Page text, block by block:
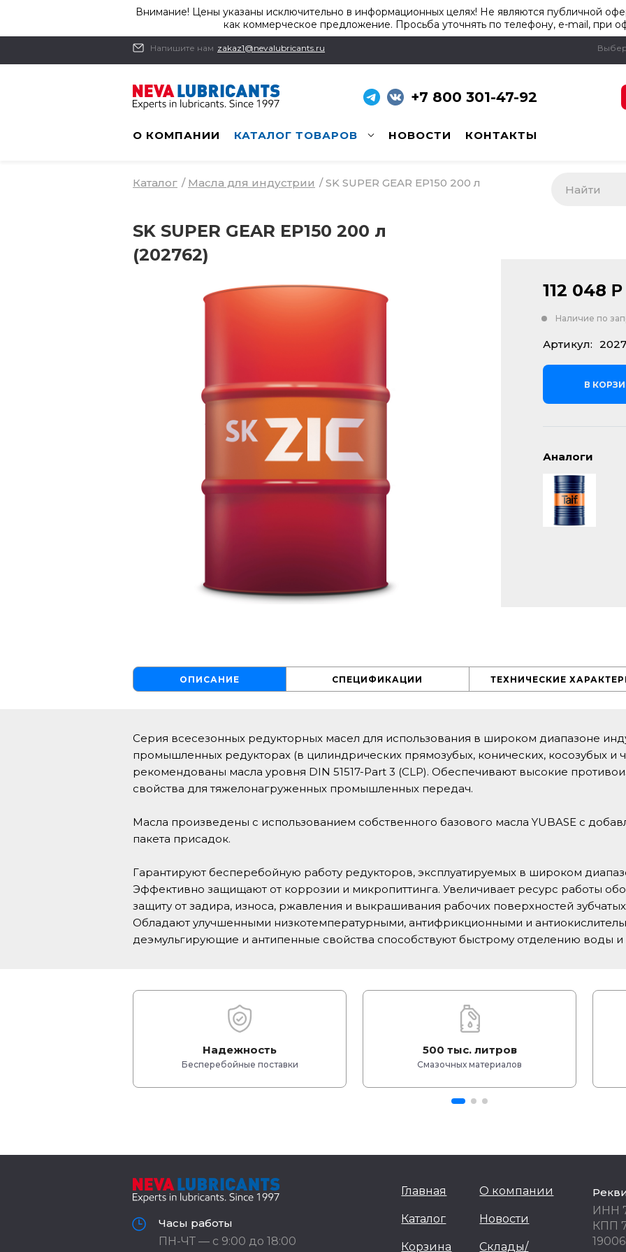
Внимание! Цены указаны исключительно в информационных целях! Не являются публичной
как коммерческое предложение. Просьба уточнять по телефону, e-mail, при
Напишите нам zakaz1@nevalubricants.ru
+7 800 301-47-92
О КОМПАНИИ КАТАЛОГ ТОВАРОВ НОВОСТИ КОНТАКТЫ
Каталог / Масла для индустрии / SK SUPER GEAR EP150 200 л
SK SUPER GEAR EP150 200 л
(202762)
112 048 Р
Наличие по
Артикул:
В
Аналоги
ОПИСАНИЕ СПЕЦИФИКАЦИИ ТЕХНИЧЕСКИЕ
Серия всесезонных редукторных масел для использования в широком диапазоне
промышленных редукторах (в цилиндрических прямозубых, конических, косозубых и
рекомендованы масла уровня DIN 51517-Part 3 (CLP). Обеспечивают высокие
свойства для тяжелонагруженных промышленных передач.
Масла произведены с использованием собственного базового масла YUBASE с
пакета присадок.
Гарантируют бесперебойную работу редукторов, эксплуатируемых в широком
Эффективно защищают от коррозии и микропиттинга. Увеличивает ресурс работы
защиту от задира, износа, ржавления и выкрашивания рабочих поверхностей
Обладают улучшенными низкотемпературными, антифрикционными и
деэмульгирующие и антипенные свойства способствуют быстрому отделению воды
Надежность
Бесперебойные поставки
500 тыс. литров
Смазочных материалов
Часы работы
ПН-ЧТ — с 9:00 до 18:00
Главная
Каталог
Корзина
О компании
Новости
Склады/
ИНН
КПП